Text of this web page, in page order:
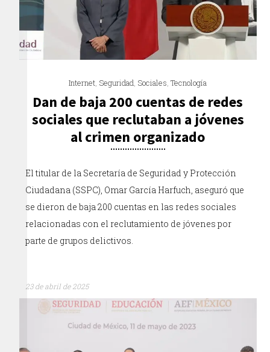
Internet, Seguridad, Sociales,Tecnología
Dan de baja 200 cuentas de redes
sociales que reclutaban a jóvenes
al crimen organizado
El titular de la Secretaría de Seguridad y Protección
Ciudadana (SSPC), Omar García Harfuch, aseguró que
se dieron de baja 200 cuentas en las redes sociales
relacionadas con el reclutamiento de jóvenes por
parte de grupos delictivos.
23 de abril de 2025